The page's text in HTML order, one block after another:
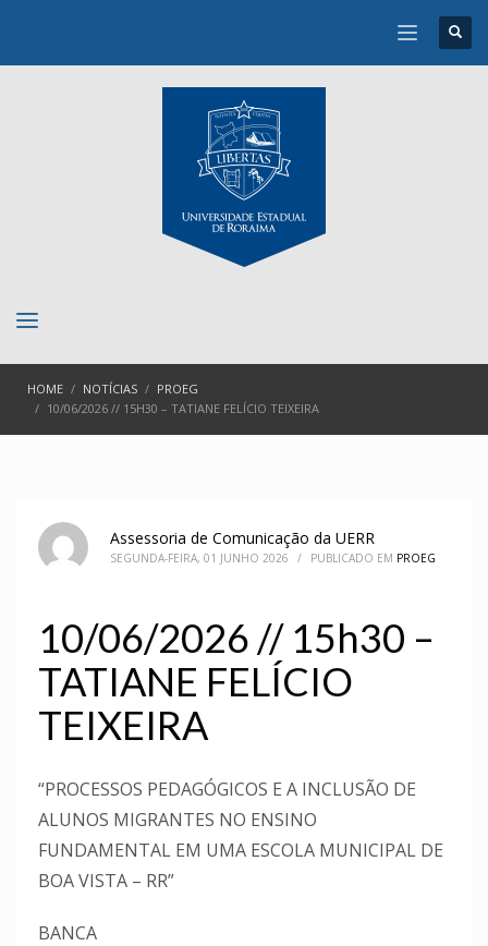
HOME NOTÍCIAS
PROEG
10/06/2026 // 15H30 – TATIANE FELÍCIO TEIXEIRA
Assessoria de Comunicação da UERR
SEGUNDA-FEIRA, 01 JUNHO 2026 / PUBLICADO EM PROEG
10/06/2026 // 15h30 –
TATIANE FELÍCIO
TEIXEIRA
“PROCESSOS PEDAGÓGICOS E A INCLUSÃO DE
ALUNOS MIGRANTES NO ENSINO
FUNDAMENTAL EM UMA ESCOLA MUNICIPAL DE
BOA VISTA – RR”
BANCA